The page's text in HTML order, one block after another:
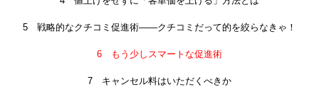
5 戦略的なクチコミ促進術――クチコミだって的を絞らなきゃ！
6 もう少しスマートな促進術
7 キャンセル料はいただくべきか